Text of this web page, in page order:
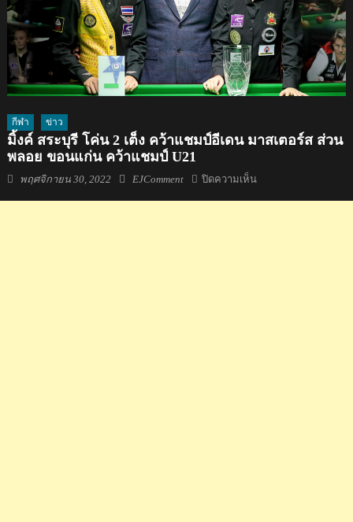
กีฬา ข่าว
มิ้งค์ สระบุรี โค่น 2 เต็ง คว้าแชมป์อีเดน มาสเตอร์ส ส่วน
พลอย ขอนแก่น คว้าแชมป์ U21
Posted
พฤศจิกายน 30, 2022 Author
EJComment ปิดความเห็นบน